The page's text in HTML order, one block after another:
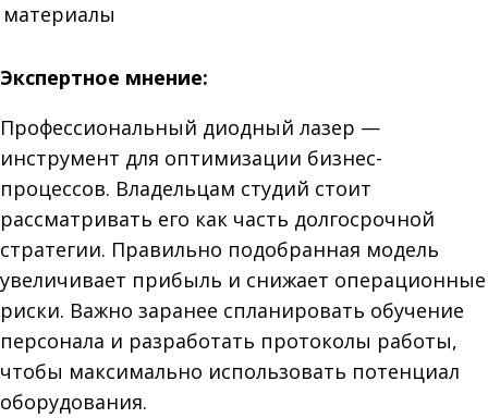
материалы
Экспертное мнение:
Профессиональный диодный лазер —
инструмент для оптимизации бизнес-
процессов. Владельцам студий стоит
рассматривать его как часть долгосрочной
стратегии. Правильно подобранная модель
увеличивает прибыль и снижает операционные
риски. Важно заранее спланировать обучение
персонала и разработать протоколы работы,
чтобы максимально использовать потенциал
оборудования.